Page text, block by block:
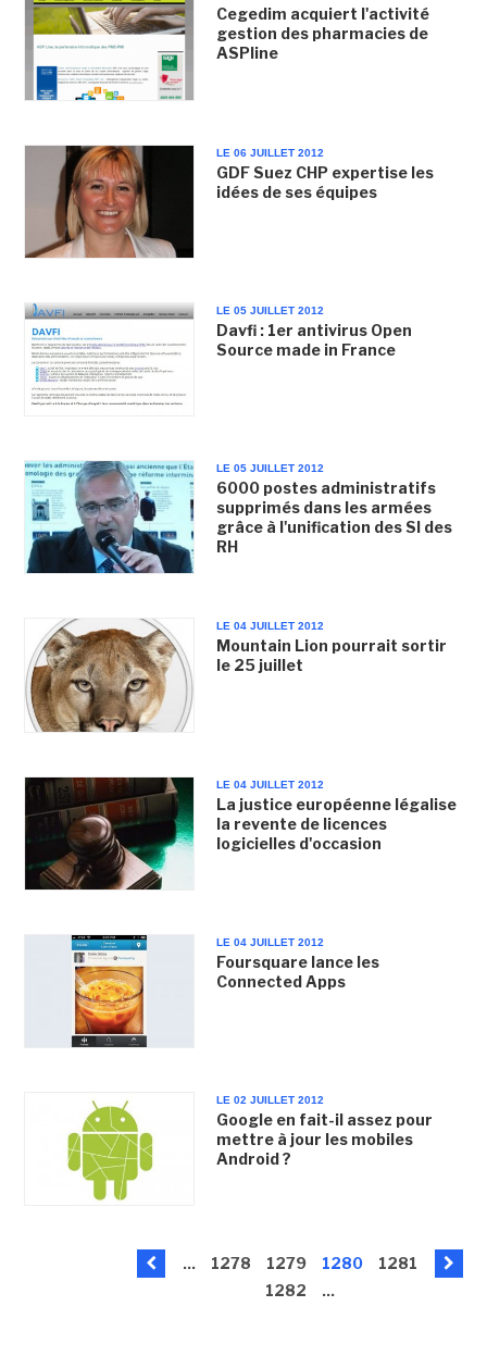
Cegedim acquiert l'activité
gestion des pharmacies de
ASPline
LE 06 JUILLET 2012
GDF Suez CHP expertise les
idées de ses équipes
LE 05 JUILLET 2012
Davfi : 1er antivirus Open
Source made in France
LE 05 JUILLET 2012
6000 postes administratifs
supprimés dans les armées
grâce à l'unification des SI des
RH
LE 04 JUILLET 2012
Mountain Lion pourrait sortir
le 25 juillet
LE 04 JUILLET 2012
La justice européenne légalise
la revente de licences
logicielles d'occasion
LE 04 JUILLET 2012
Foursquare lance les
Connected Apps
LE 02 JUILLET 2012
Google en fait-il assez pour
mettre à jour les mobiles
Android ?
... 1278 1279 1280
1281
1282
...